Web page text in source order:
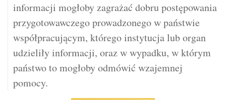
informacji mogłoby zagrażać dobru postępowania
przygotowawczego prowadzonego w państwie
współpracującym, którego instytucja lub organ
udzieliły informacji, oraz w wypadku, w którym
państwo to mogłoby odmówić wzajemnej
pomocy.